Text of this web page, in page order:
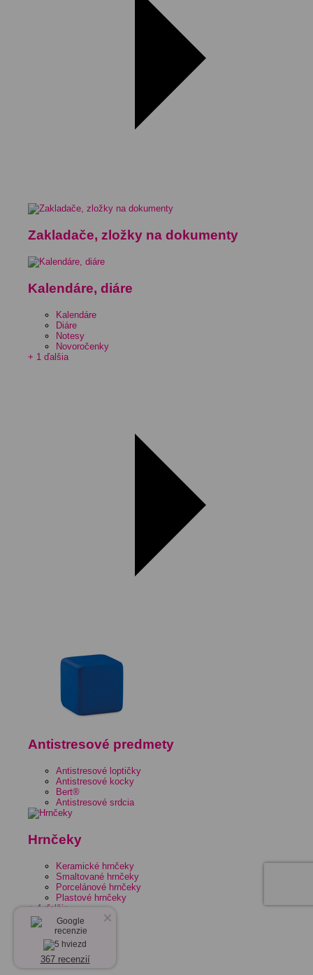
Zakladače, zložky na dokumenty
Kalendáre, diáre
Kalendáre
Diáre
Notesy
Novoročenky
+ 1 ďalšia
Antistresové predmety
Antistresové loptičky
Antistresové kocky
Bert®
Antistresové srdcia
Hrnčeky
Keramické hrnčeky
Smaltované hrnčeky
Porcelánové hrnčeky
Plastové hrnčeky
+ 4 ďalšie
×
367 recenzií